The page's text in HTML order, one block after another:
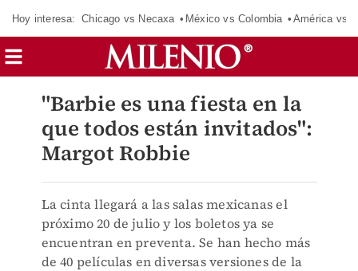
Hoy interesa: Chicago vs Necaxa México vs Colombia América vs
"Barbie es una fiesta en la
que todos están invitados":
Margot Robbie
La cinta llegará a las salas mexicanas el
próximo 20 de julio y los boletos ya se
encuentran en preventa. Se han hecho más
de 40 películas en diversas versiones de la